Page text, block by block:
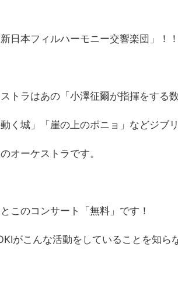
日本フィルハーモニー交響楽団」！！
トラはあの「小澤征爾が指揮をする
動く城」「崖の上のポニョ」などジブ
オーケストラです。
このコンサート「無料」です！
がこんな活動をしていることを知ら